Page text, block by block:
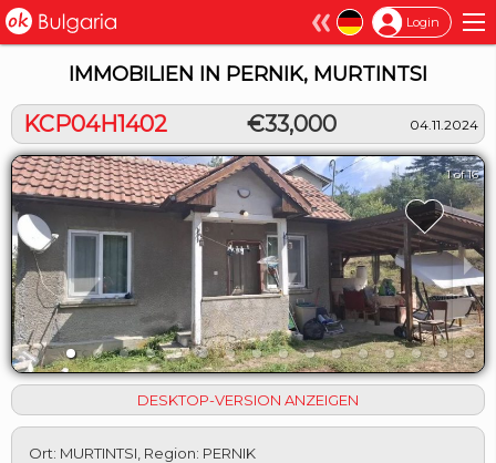
Login ×
IMMOBILIEN IN PERNIK, MURTINTSI
KCP04H1402 €33,000 04.11.2024
1 of 16
DESKTOP-VERSION ANZEIGEN
Ort: MURTINTSI Region: PERNIK